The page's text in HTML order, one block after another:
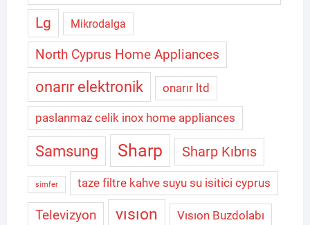
Lg Mikrodalga
North Cyprus Home Appliances
onarır elektronik onarır ltd
paslanmaz celik inox home appliances
Samsung Sharp Sharp Kıbrıs
simfer taze filtre kahve suyu su isitici cyprus
Televizyon vısıon Vısıon Buzdolabı